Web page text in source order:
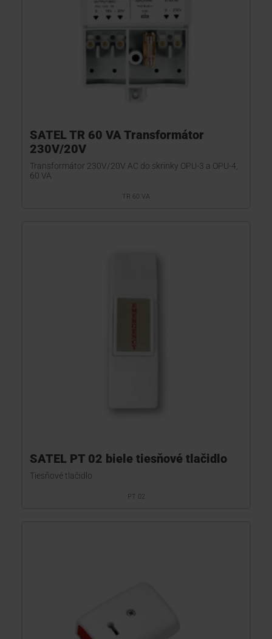
SATEL TR 60 VA Transformátor
230V/20V
Transformátor 230V/20V AC do skrinky OPU-3 a OPU-4,
60 VA
TR 60 VA
SATEL PT 02 biele tiesňové tlačidlo
Tiesňové tlačidlo
PT 02